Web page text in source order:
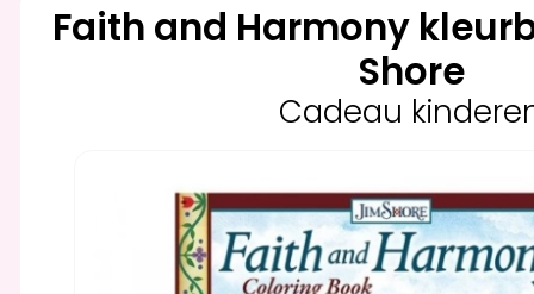
Faith and Harmony
Shore
Cadeau